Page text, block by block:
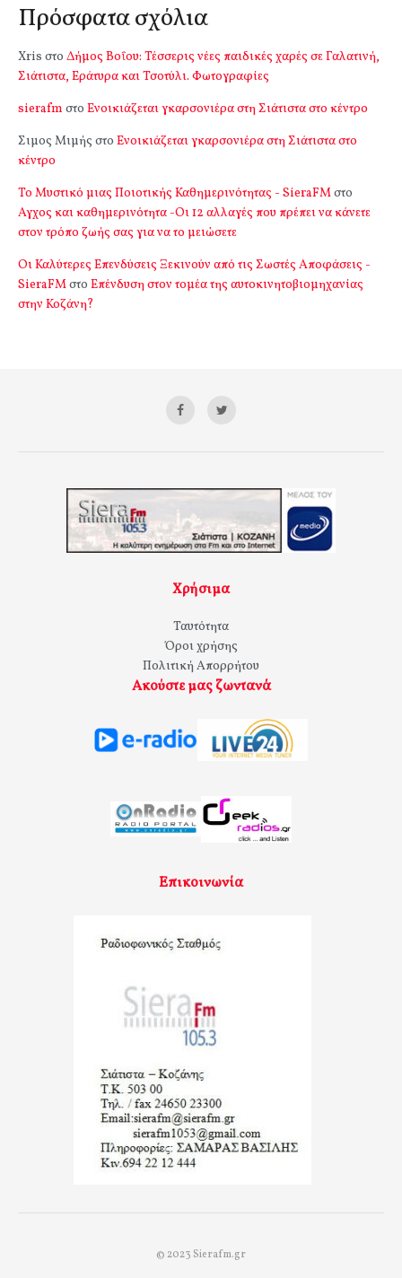
Πρόσφατα σχόλια
Xris στο Δήμος Βοΐου: Τέσσερις νέες παιδικές χαρές σε Γαλατινή,
Σιάτιστα, Εράτυρα και Τσοτύλι. Φωτογραφίες
sierafm στο Ενοικιάζεται γκαρσονιέρα στη Σιάτιστα στο κέντρο
Σιμος Μιμής στο Ενοικιάζεται γκαρσονιέρα στη Σιάτιστα στο
κέντρο
Το Μυστικό μιας Ποιοτικής Καθημερινότητας - SieraFMστο
Αγχος και καθημερινότητα -Οι 12 αλλαγές που πρέπει να κάνετε
στον τρόπο ζωής σας για να το μειώσετε
Οι Καλύτερες Επενδύσεις Ξεκινούν από τις Σωστές Αποφάσεις -
SieraFMστο Επένδυση στον τομέα της αυτοκινητοβιομηχανίας
στην Κοζάνη?
Χρήσιμα
Ταυτότητα
Όροι χρήσης
Πολιτική Απορρήτου
Ακούστε μας ζωντανά
Επικοινωνία
© 2023 Sierafm.gr